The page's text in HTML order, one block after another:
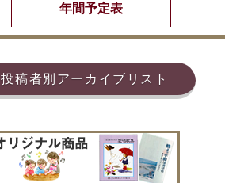
年間予定表
投稿者別アーカイブリスト